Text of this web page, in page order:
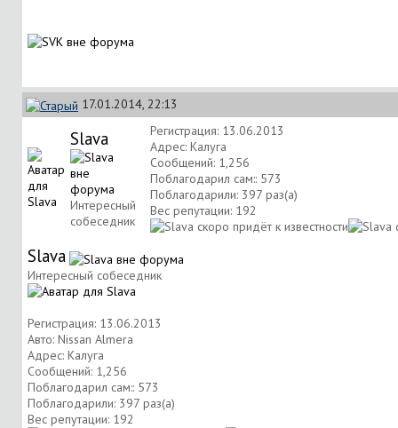
17.01.2014, 22:13
Slava
Интересный
собеседник
Регистрация: 13.06.2013
Адрес: Калуга
Сообщений: 1,256
Поблагодарил сам:: 573
Поблагодарили: 397 раз(а)
Вес репутации: 192
Slava
Интересный собеседник
Регистрация: 13.06.2013
Авто: Nissan Almera
Адрес: Калуга
Сообщений: 1,256
Поблагодарил сам:: 573
Поблагодарили: 397 раз(а)
Вес репутации: 192